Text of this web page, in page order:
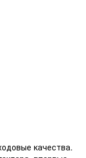
качества.